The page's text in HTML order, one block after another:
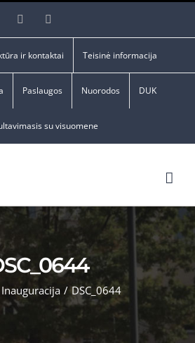
Facebook
ir kontaktai Teisinė informacija
Paslaugos Nuorodos DUK
su visuomene
Inauguracija / DSC_0644